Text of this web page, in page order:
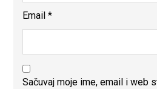
Email*
Sačuvaj moje ime, email i web